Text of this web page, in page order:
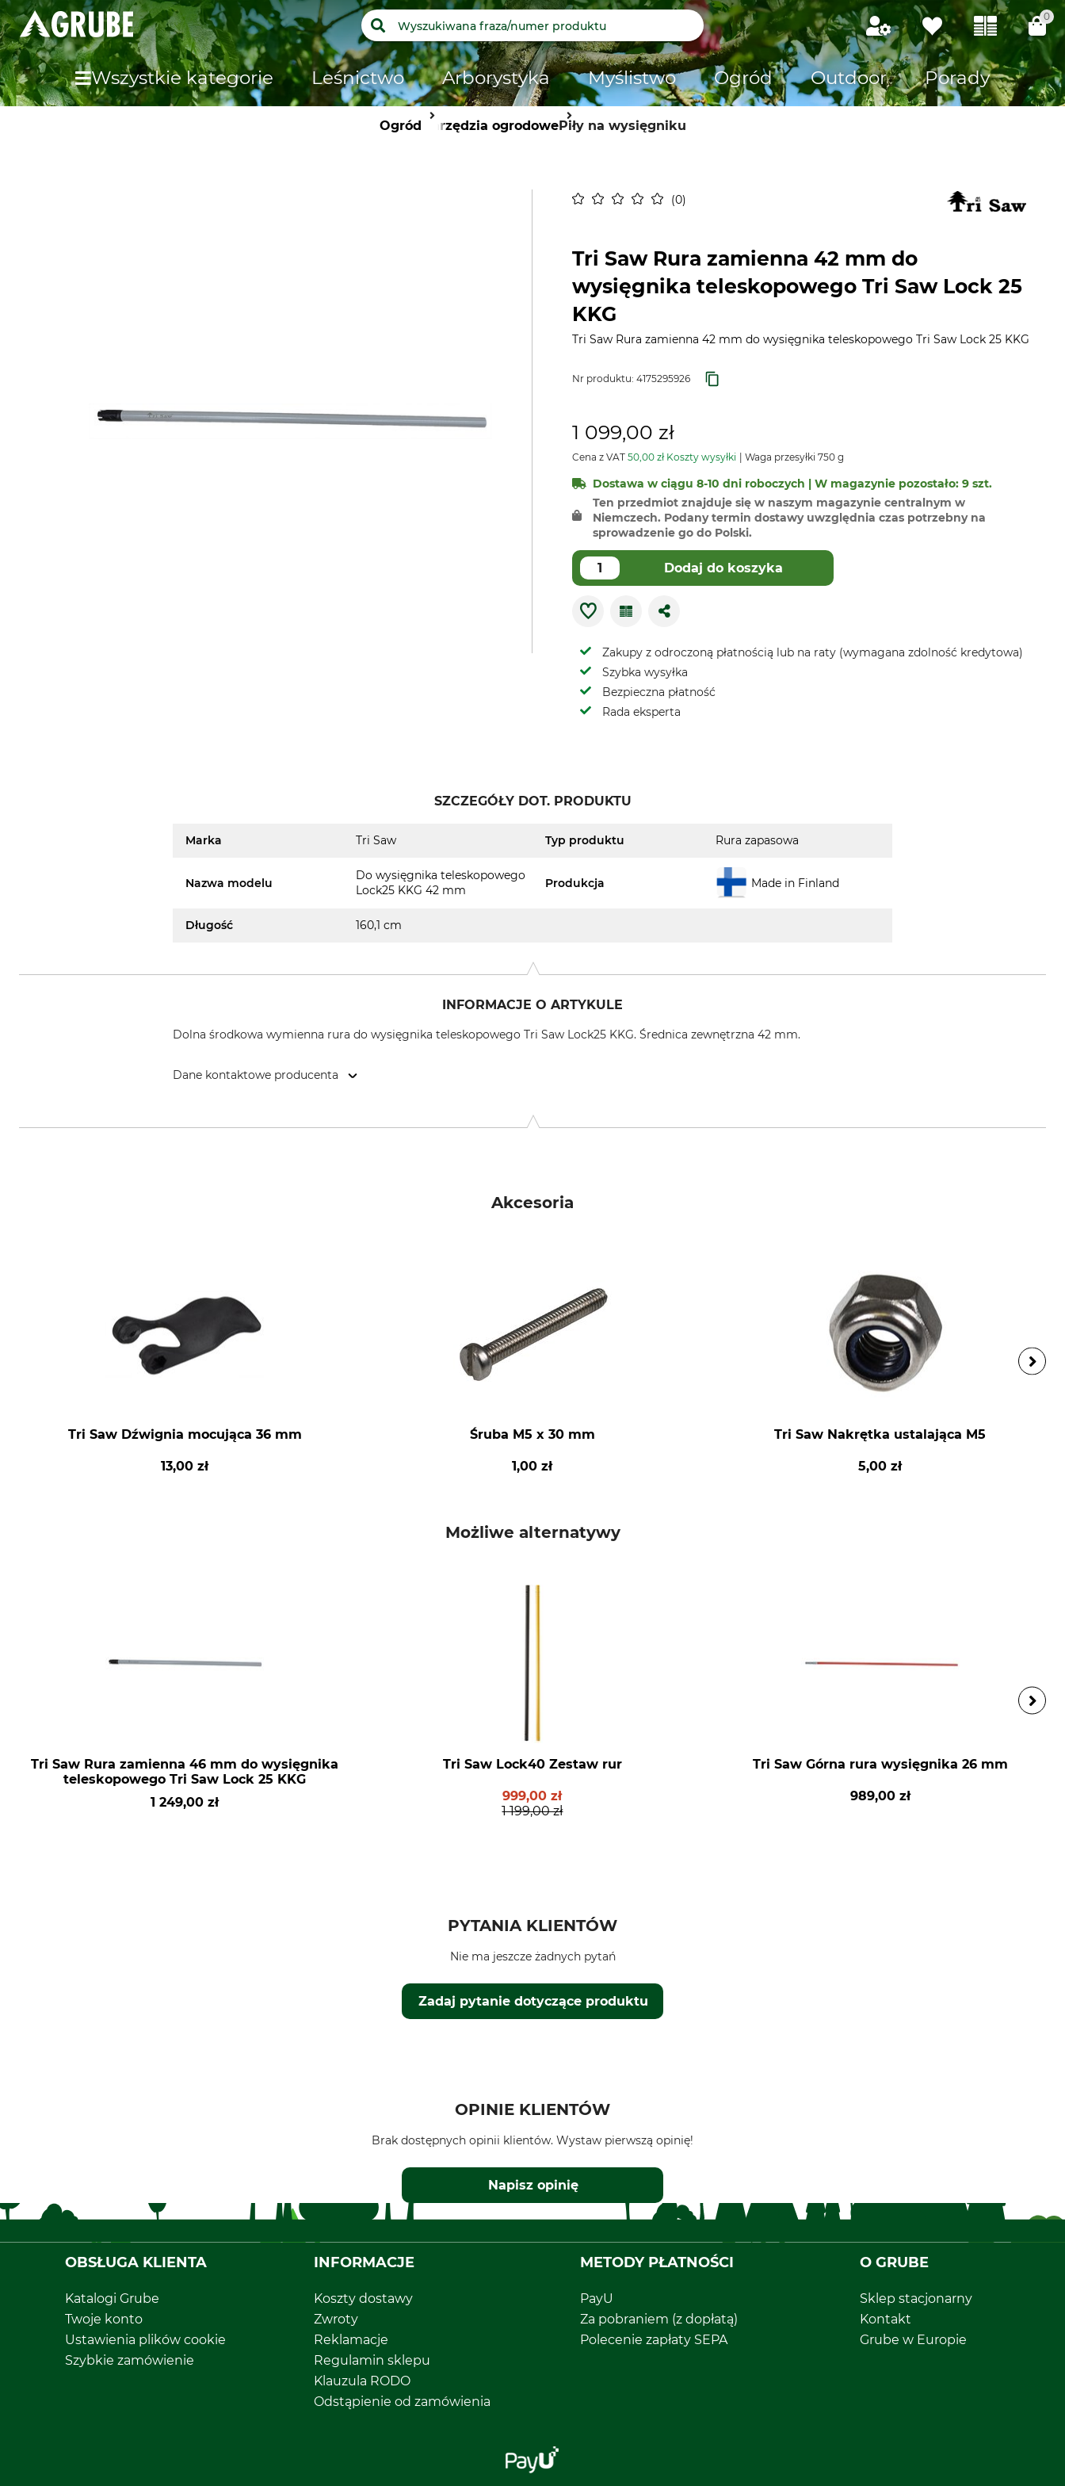
0
Wszystkie kategorie Leśnictwo Arborystyka Myślistwo Ogród Outdoor Porady
Ogród Narzędzia ogrodowePiły na wysięgniku
0
Tri Saw Rura zamienna 42 mm do
wysięgnika teleskopowego Tri Saw Lock 25
KKG
Tri Saw Rura zamienna 42 mm do wysięgnika teleskopowego Tri Saw Lock 25 KKG
Nr produktu: 4175295926
1 099,00 zł
Cena z VAT 50,00 zł Koszty wysyłki Waga przesyłki 750 g
Dostawa w ciągu 8-10 dni roboczych | W magazynie pozostało: 9 szt.
Ten przedmiot znajduje się w naszym magazynie centralnym w
Niemczech. Podany termin dostawy uwzględnia czas potrzebny na
sprowadzenie go do Polski.
Dodaj do koszyka
Zakupy z odroczoną płatnością lub na raty (wymagana zdolność kredytowa)
Szybka wysyłka
Bezpieczna płatność
Rada eksperta
SZCZEGÓŁY DOT. PRODUKTU
Marka Tri Saw Typ produktu Rura zapasowa
Nazwa modelu
Do wysięgnika teleskopowego
Lock25 KKG 42 mm
Produkcja Made in Finland
Długość 160,1 cm
INFORMACJE O ARTYKULE
Dolna środkowa wymienna rura do wysięgnika teleskopowego Tri Saw Lock25 KKG. Średnica zewnętrzna 42 mm.
Dane kontaktowe producenta
Akcesoria
Tri Saw Dźwignia mocująca 36 mm
13,00 zł
Śruba M5 x 30 mm
1,00 zł
Tri Saw Nakrętka ustalająca M5
5,00 zł
Możliwe alternatywy
Tri Saw Rura zamienna 46 mm do wysięgnika
teleskopowego Tri Saw Lock 25 KKG
1 249,00 zł
Tri Saw Lock40 Zestaw rur
999,00 zł
1 199,00 zł
Tri Saw Górna rura wysięgnika 26 mm
989,00 zł
PYTANIA KLIENTÓW
Zadaj pytanie dotyczące produktu
Nie ma jeszcze żadnych pytań
OPINIE KLIENTÓW
Brak dostępnych opinii klientów. Wystaw pierwszą opinię!
Napisz opinię
OBSŁUGA KLIENTA
Katalogi Grube
Twoje konto
Ustawienia plików cookie
Szybkie zamówienie
INFORMACJE
Koszty dostawy
Zwroty
Reklamacje
Regulamin sklepu
Klauzula RODO
Odstąpienie od zamówienia
METODY PŁATNOŚCI
PayU
Za pobraniem (z dopłatą)
Polecenie zapłaty SEPA
O GRUBE
Sklep stacjonarny
Kontakt
Grube w Europie